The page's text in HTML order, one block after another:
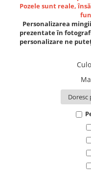
Pozele sunt reale,
Personalizarea
prezentate în
personalizare ne